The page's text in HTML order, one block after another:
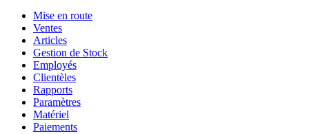
Mise en route
Ventes
Articles
Gestion de Stock
Employés
Clientèles
Rapports
Paramètres
Matériel
Paiements